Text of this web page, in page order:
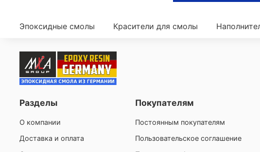
Эпоксидные смолы Красители для смолы
Разделы
О компании
Доставка и оплата
Покупателям
Постоянным покупателям
Пользовательское соглашение